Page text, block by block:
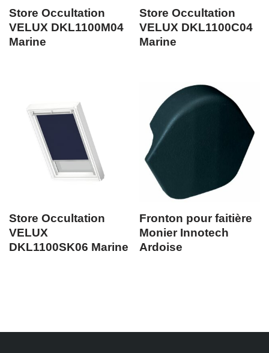
Store Occultation
VELUX DKL1100M04
Marine
Store Occultation
VELUX DKL1100C04
Marine
Store Occultation
VELUX
DKL1100SK06 Marine
Fronton pour faitière
Monier Innotech
Ardoise